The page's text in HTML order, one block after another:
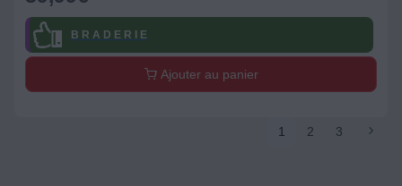
B R A D E R I E
Ajouter au panier
1 2 3